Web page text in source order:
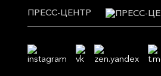
ПРЕСС-ЦЕНТР